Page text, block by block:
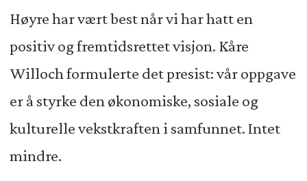
Høyre har vært best når vi har hatt en
positiv og fremtidsrettet visjon. Kåre
Willoch formulerte det presist: vår oppgave
er å styrke den økonomiske, sosiale og
kulturelle vekstkraften i samfunnet. Intet
mindre.